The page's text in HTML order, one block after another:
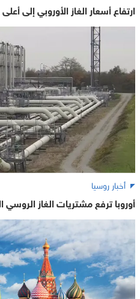
ارتفاع أسعار الغاز الأوروبي إلى أعلى
أخبار روسيا
أوروبا ترفع مشتريات الغاز